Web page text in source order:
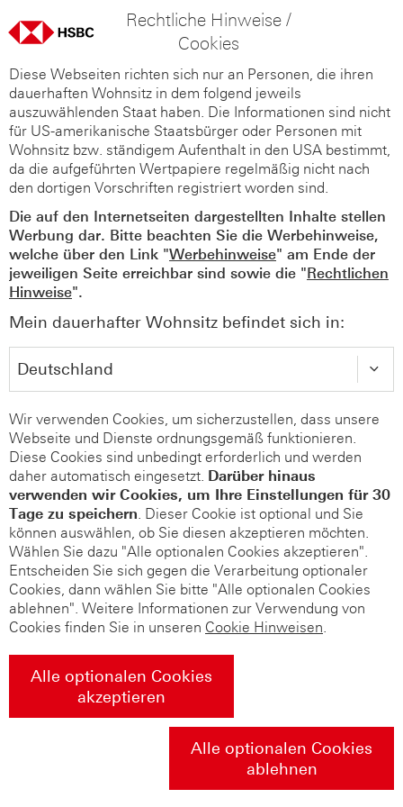
Rechtliche Hinweise /
Cookies
Diese Webseiten richten sich nur an Personen, die ihren
dauerhaften Wohnsitz in dem folgend jeweils
auszuwählenden Staat haben. Die Informationen sind nicht
für US-amerikanische Staatsbürger oder Personen mit
Wohnsitz bzw. ständigem Aufenthalt in den USA bestimmt,
da die aufgeführten Wertpapiere regelmäßig nicht nach
den dortigen Vorschriften registriert worden sind.
Die auf den Internetseiten dargestellten Inhalte stellen
Werbung dar. Bitte beachten Sie die Werbehinweise,
welche über den Link "Werbehinweise" am Ende der
jeweiligen Seite erreichbar sind sowie die "Rechtlichen
Hinweise".
Mein dauerhafter Wohnsitz befindet sich in:
Wir verwenden Cookies, um sicherzustellen, dass unsere
Webseite und Dienste ordnungsgemäß funktionieren.
Diese Cookies sind unbedingt erforderlich und werden
daher automatisch eingesetzt. Darüber hinaus
verwenden wir Cookies, um Ihre Einstellungen für 30
Tage zu speichern. Dieser Cookie ist optional und Sie
können auswählen, ob Sie diesen akzeptieren möchten.
Wählen Sie dazu "Alle optionalen Cookies akzeptieren".
Entscheiden Sie sich gegen die Verarbeitung optionaler
Cookies, dann wählen Sie bitte "Alle optionalen Cookies
ablehnen". Weitere Informationen zur Verwendung von
Cookies finden Sie in unseren Cookie Hinweisen.
Alle optionalen Cookies
akzeptieren
Alle optionalen Cookies
ablehnen